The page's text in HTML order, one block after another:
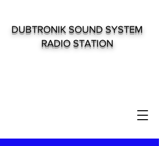
DUBTRONIK SOUND SYSTEM
RADIO STATION